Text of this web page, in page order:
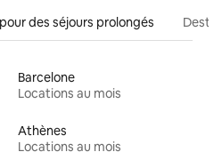
des séjours prolongés
Barcelone
Locations au mois
Athènes
Locations au mois